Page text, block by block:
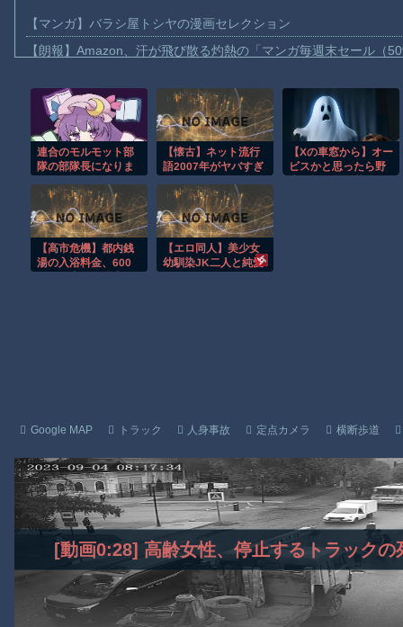
【マンガ】バラシ屋トシヤの漫画セレクション
【朗報】Amazon、汗が飛び散る灼熱の「マンガ毎週末セール（
子供向け漫画、謎の闇の大会に参加しがち問題
【動画】ロシアの空挺兵、パラシュートが開かずに墜落してしま
【動画】両方馬鹿（笑）ミニストップでトラックと衝突したドラ
【動画】野菜売りのおじさんにドローンを特攻させるおそロシア
【朗報】大人気漫画「GANTZ」がAmazonでなんと全巻100円ｗ
まだ墓石があるだけマシと見るべきか。今はもう合葬墓ばかり
連合のモルモット部
隊の部隊長になりま
【懐古】ネット流行
語2007年がヤバすぎ
ｗｗｗｗｗｗｗｗｗ
ｗｗｗ
【Xの車窓から】オー
ビスかと思ったら野
【高市危機】都内銭
湯の入浴料金、600
【エロ同人】美少女
幼馴染JK二人と純愛
Google MAP トラック 人身事故 定点カメラ 横断歩道
[動画0:28] 高齢女性、停止するトラック